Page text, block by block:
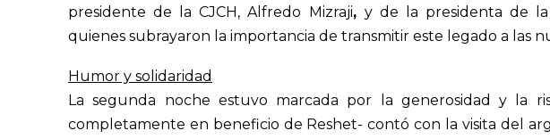
presidente de la CJCH, Alfredo Mizraji, y de la presidenta de
quienes subrayaron la importancia de transmitir este legado a las
Humor y solidaridad
La segunda noche estuvo marcada por la generosidad y la
completamente en beneficio de Reshet- contó con la visita del